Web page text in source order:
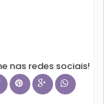
nas redes sociais!